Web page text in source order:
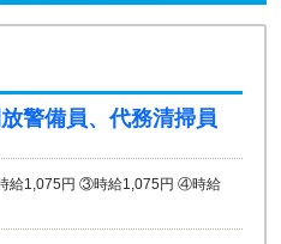
警備員、代務清掃員
給1,075円 ③時給1,075円 ④時給